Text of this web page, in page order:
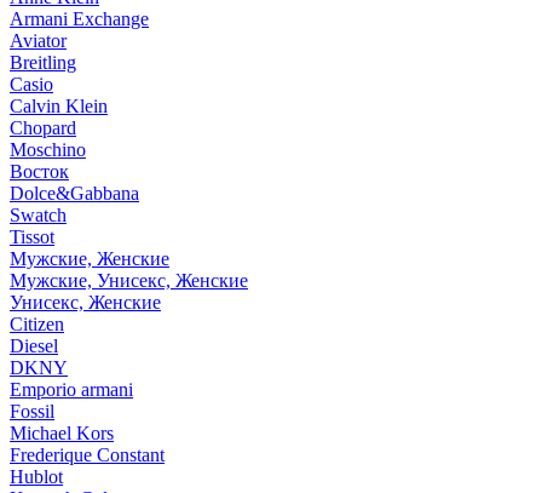
Armani Exchange
Aviator
Breitling
Casio
Calvin Klein
Chopard
Moschino
Восток
Dolce&Gabbana
Swatch
Tissot
Мужские, Женские
Мужские, Унисекс, Женские
Унисекс, Женские
Citizen
Diesel
DKNY
Emporio armani
Fossil
Michael Kors
Frederique Constant
Hublot